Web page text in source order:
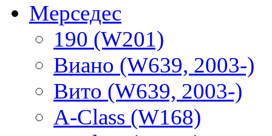
Мерседес
190 (W201)
Виано (W639, 2003-)
Вито (W639, 2003-)
A-Class (W168)